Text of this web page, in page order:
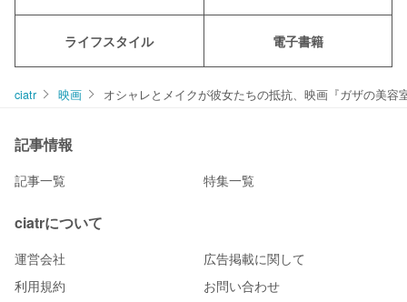
ライフスタイル 電子書籍
ciatr 映画 オシャレとメイクが彼女たちの抵抗、映画『ガザの美容
記事情報
記事一覧 特集一覧
ciatrについて
運営会社
広告掲載に関して
利用規約
お問い合わせ